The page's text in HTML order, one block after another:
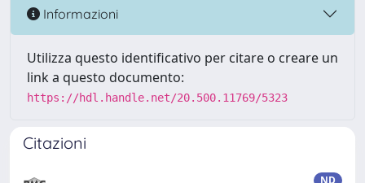
Informazioni
Utilizza questo identificativo per citare o creare un
link a questo documento:
https://hdl.handle.net/20.500.11769/5323
Citazioni